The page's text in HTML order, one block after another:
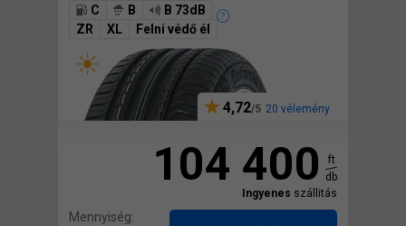
C
B
B 73dB
ZR
XL Felni védő él
4,72 20 vélemény
104 400
ft
db
Ingyenes szállitás
Mennyiség: